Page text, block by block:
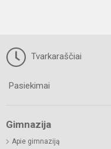
Tvarkaraščiai
Pasiekimai
Gimnazija
Apie gimnaziją